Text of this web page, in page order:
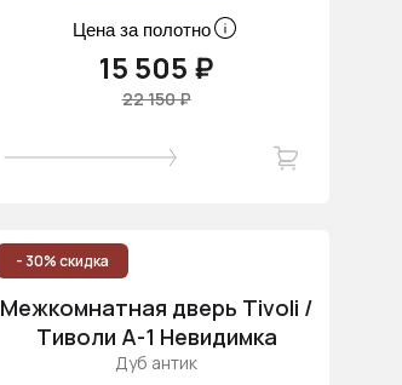
Цена за полотно
15 505 ₽
22 150 ₽
- 30% скидка
Межкомнатная дверь Tivoli /
Тиволи А-1 Невидимка
Дуб антик